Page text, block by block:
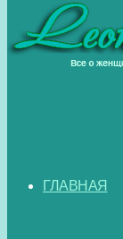
ГЛАВНАЯ